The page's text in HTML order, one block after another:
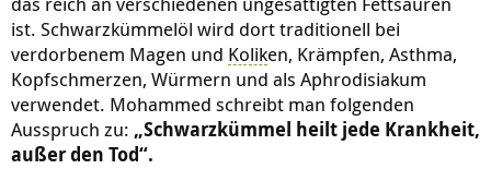
ist. Schwarzkümmelöl wird dort traditionell bei
verdorbenem Magen und Koliken, Krämpfen, Asthma,
Kopfschmerzen, Würmern und als Aphrodisiakum
verwendet. Mohammed schreibt man folgenden
Ausspruch zu: „Schwarzkümmel heilt jede Krankheit,
außer den Tod“.